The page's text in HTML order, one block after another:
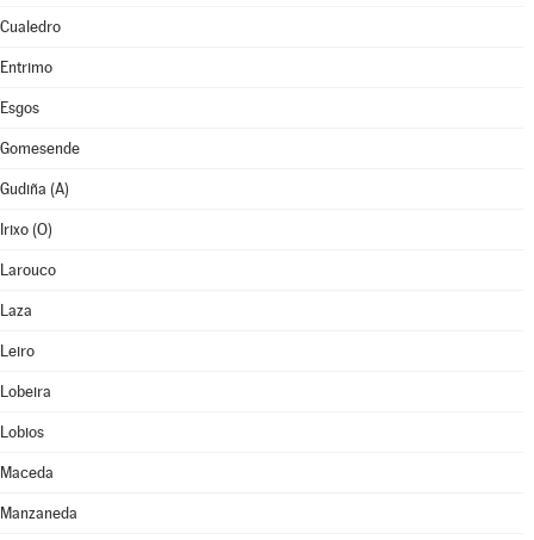
Cualedro
Entrimo
Esgos
Gomesende
Gudiña (A)
Irixo (O)
Larouco
Laza
Leiro
Lobeira
Lobios
Maceda
Manzaneda